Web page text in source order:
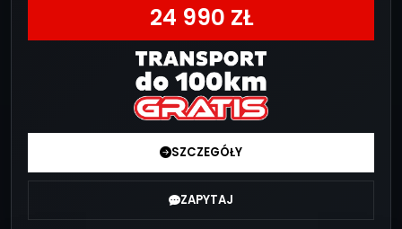
24 990 ZŁ
SZCZEGÓŁY
ZAPYTAJ